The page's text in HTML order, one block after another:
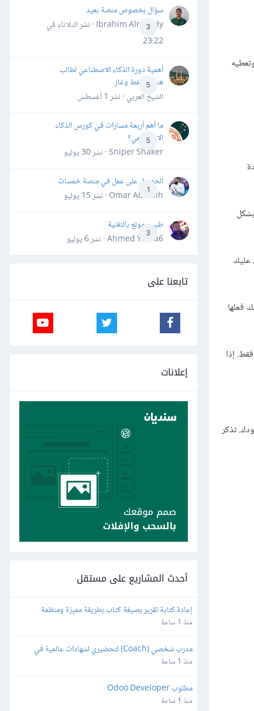
عليك
فعلها
إذا
تذكر
3
سؤال بخصوص منصة بعيد
Ibrahim Almahdy · نشر
الثلاثاء في
23:22
5
أهمية دورة الذكاء الاصطناعي لطالب
هندسة نفط وغاز
الشيخ العربي · نشر 1 أغسطس
5
ما أهم أربعة مسارات في كورس الذكاء
الاصطناعي؟
Sniper Shaker · نشر
30 يوليو
1
الحصول على عمل في منصة خمسات
Omar Abdallh · نشر
15 يوليو
3
طبيب مولع بالتقنية
Ahmed Yahia6 · نشر
6 يوليو
تابعنا على
إعلانات
أحدث المشاريع على مستقل
إعادة كتابة تقرير بصيغة كتاب بطريقة مميزة ومنظمة
منذ 1 ساعة
التسويق الإلكتروني
منذ 1 ساعة
مطلوب Odoo Developer
منذ 1 ساعة